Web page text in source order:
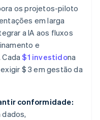
os projetos-piloto
em larga
a IA aos fluxos
e
Cada$1 investidona
$ 3 em gestão da
conformidade: